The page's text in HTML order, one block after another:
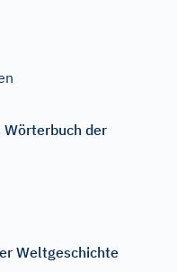
der
Weltgeschichte